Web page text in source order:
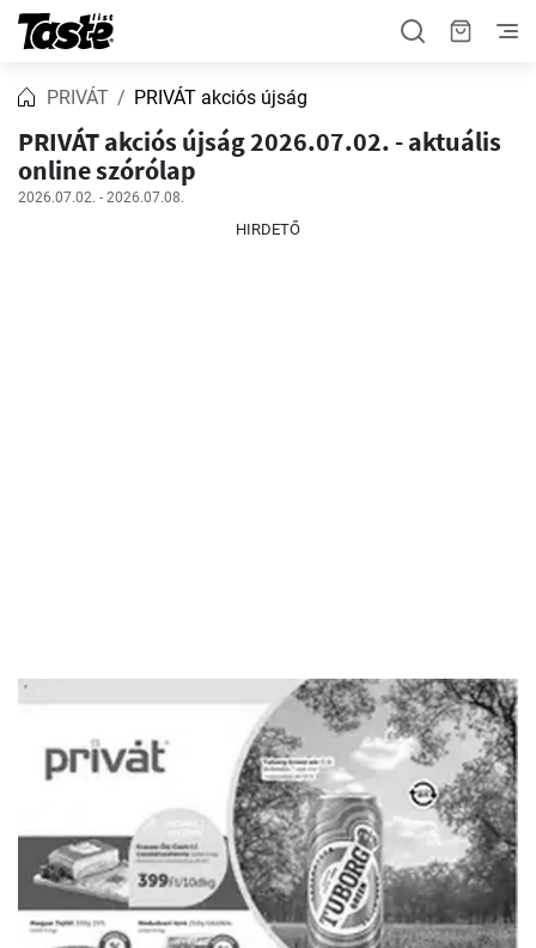
PRIVÁT PRIVÁT akciós újság
PRIVÁT akciós újság 2026.07.02. - aktuális
online szórólap
2026.07.02. - 2026.07.08.
HIRDETŐ
HIRDETŐ